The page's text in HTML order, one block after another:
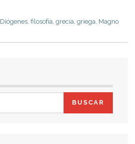
Diógenes filosofía grecia griega Magno